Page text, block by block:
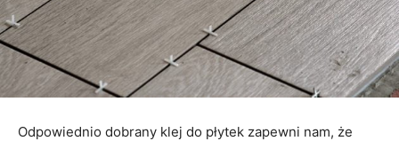
Odpowiednio dobrany klej do płytek zapewni nam, że